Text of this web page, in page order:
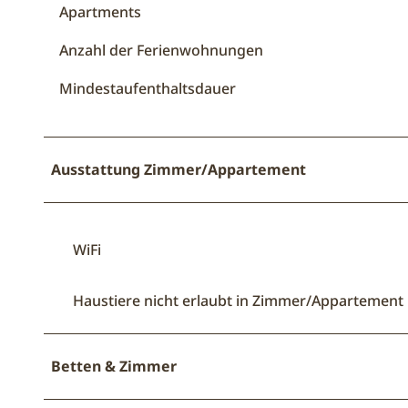
Apartments
Anzahl der Ferienwohnungen
Mindestaufenthaltsdauer
Ausstattung Zimmer/Appartement
WiFi
Haustiere nicht erlaubt in Zimmer/Appartement
Betten & Zimmer